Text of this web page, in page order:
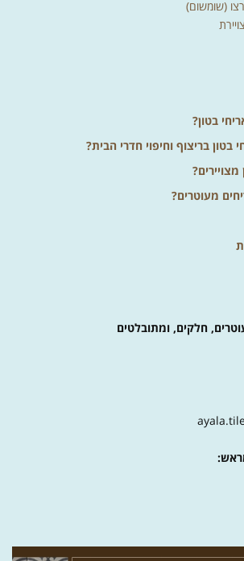
(שומשום)
בטון?
בריצוף וחיפוי חדרי הבית?
מעוטרים?
חלקים, ומתובלטים